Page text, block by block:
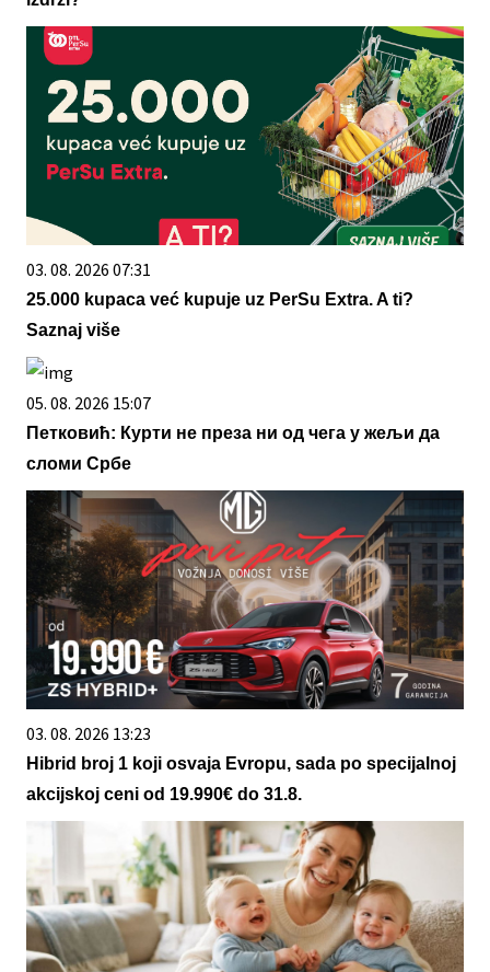
03. 08. 2026 07:31
25.000 kupaca već kupuje uz PerSu Extra. A ti?
Saznaj više
05. 08. 2026 15:07
Петковић: Курти не преза ни од чега у жељи да
сломи Србе
03. 08. 2026 13:23
Hibrid broj 1 koji osvaja Evropu, sada po specijalnoj
akcijskoj ceni od 19.990€ do 31.8.